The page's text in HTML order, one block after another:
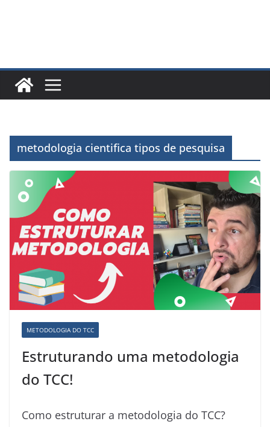
metodologia cientifica tipos de pesquisa
METODOLOGIA DO TCC
Estruturando uma metodologia
do TCC!
Como estruturar a metodologia do TCC?